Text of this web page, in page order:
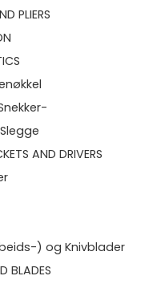
PLIERS
AND DRIVERS
) og Knivblader
BLADES